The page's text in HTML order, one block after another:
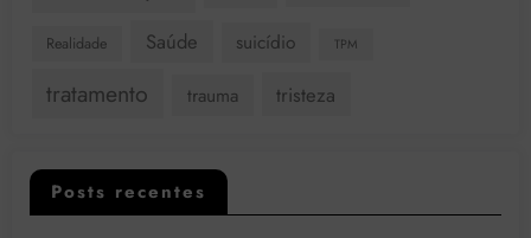
Realidade Saúde suicídio TPM
tratamento trauma tristeza
Posts recentes